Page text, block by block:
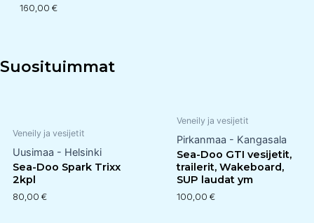
160,00 €
Suosituimmat
Veneily ja vesijetit
Uusimaa - Helsinki
Sea-Doo Spark Trixx
2kpl
80,00 €
Veneily ja vesijetit
Pirkanmaa - Kangasala
Sea-Doo GTI vesijetit,
trailerit, Wakeboard,
SUP laudat ym
100,00 €